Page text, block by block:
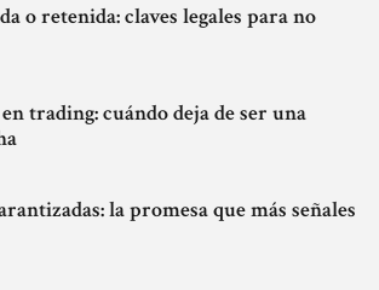
o retenida: claves legales para no
trading: cuándo deja de ser una
la promesa que más señales